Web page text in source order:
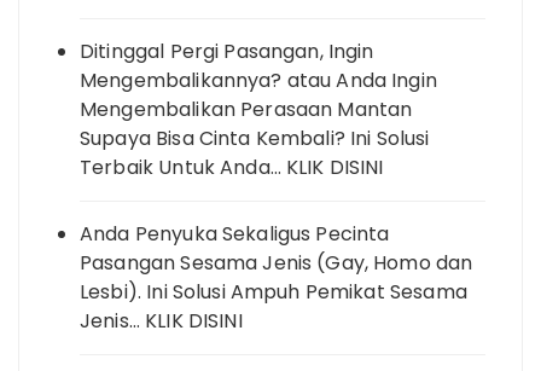
Ditinggal Pergi Pasangan, Ingin
Mengembalikannya? atau Anda Ingin
Mengembalikan Perasaan Mantan
Supaya Bisa Cinta Kembali? Ini Solusi
Terbaik Untuk Anda… KLIK DISINI
Anda Penyuka Sekaligus Pecinta
Pasangan Sesama Jenis (Gay, Homo dan
Lesbi). Ini Solusi Ampuh Pemikat Sesama
Jenis… KLIK DISINI